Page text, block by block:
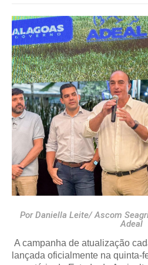
Por Daniella Leite/ Ascom
Adeal
A campanha de atualização
lançada oficialmente na quinta-